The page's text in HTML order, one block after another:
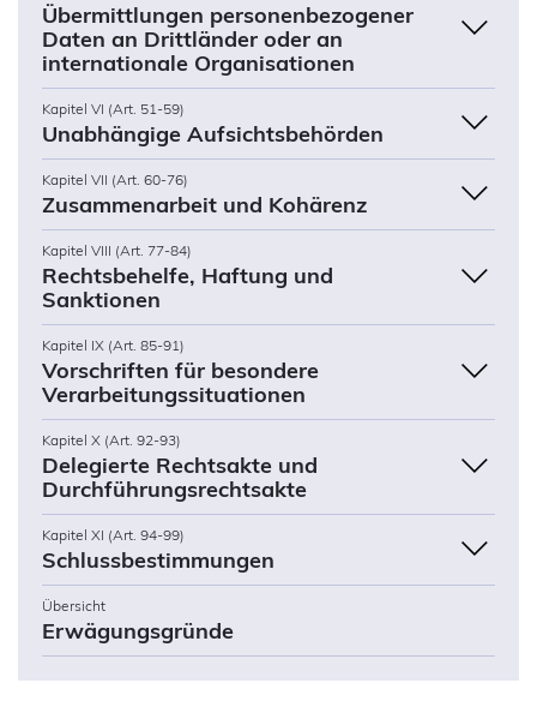
Übermittlungen personenbezogener
Daten an Drittländer oder an
internationale Organisationen
Kapitel VI (Art. 51-59)
Unabhängige Aufsichtsbehörden
Kapitel VII (Art. 60-76)
Zusammenarbeit und Kohärenz
Kapitel VIII (Art. 77-84)
Rechtsbehelfe, Haftung und
Sanktionen
Kapitel IX (Art. 85-91)
Vorschriften für besondere
Verarbeitungssituationen
Kapitel X (Art. 92-93)
Delegierte Rechtsakte und
Durchführungsrechtsakte
Kapitel XI (Art. 94-99)
Schlussbestimmungen
Übersicht
Erwägungsgründe